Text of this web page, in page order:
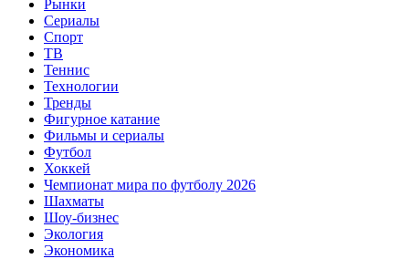
Рынки
Сериалы
Спорт
ТВ
Теннис
Технологии
Тренды
Фигурное катание
Фильмы и сериалы
Футбол
Хоккей
Чемпионат мира по футболу 2026
Шахматы
Шоу-бизнес
Экология
Экономика